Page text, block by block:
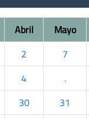
Abril Mayo
2 7
4 .
30 31